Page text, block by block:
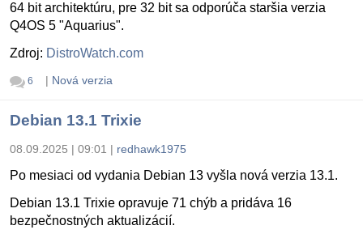
64 bit architektúru, pre 32 bit sa odporúča staršia verzia
Q4OS 5 "Aquarius".
Zdroj: DistroWatch.com
6 | Nová verzia
Debian 13.1 Trixie
08.09.2025 | 09:01 | redhawk1975
Po mesiaci od vydania Debian 13 vyšla nová verzia 13.1.
Debian 13.1 Trixie opravuje 71 chýb a pridáva 16
bezpečnostných aktualizácií.